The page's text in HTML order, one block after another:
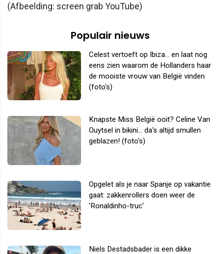
(Afbeelding: screen grab YouTube)
Populair nieuws
Celest vertoeft op Ibiza... en laat nog
eens zien waarom de Hollanders haar
de mooiste vrouw van België vinden
(foto's)
Knapste Miss België ooit? Celine Van
Ouytsel in bikini... da's altijd smullen
geblazen! (foto's)
Opgelet als je naar Spanje op vakantie
gaat: zakkenrollers doen weer de
'Ronaldinho-truc'
Niels Destadsbader is een dikke